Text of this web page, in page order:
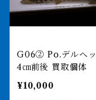
G06② Po.デルヘッジ 2
4㎝前後 買取個体
¥10,000